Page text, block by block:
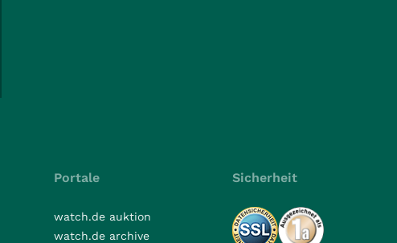
Portale
watch.de auktion
watch.de archive
Sicherheit